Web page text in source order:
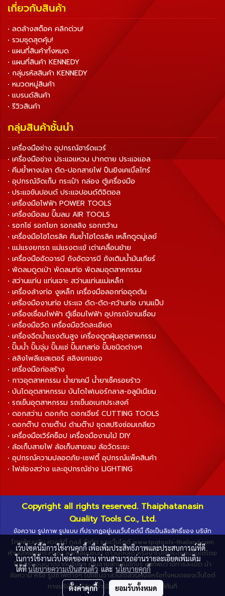
เกี่ยวกับสินค้า
• ลดล้างสต็อค คลิกด่วน!
• รวมชุดสุดคุ้ม!
• แผนที่สินค้าทั้งหมด
• แผนที่สินค้า KENNEDY
• กลุ่มรหัสสินค้า KENNEDY
• หมวดหมู่สินค้า
• แบรนด์สินค้า
• รีวิวสินค้า
กลุ่มสินค้าชั้นนำ
• เครื่องมือช่าง อุปกรณ์ฮาร์ดแวร์
• เครื่องมือช่าง ประแจแหวน ปากตาย ประแจแอล
• คีมย้ำหางปลา ตัด-ปอกสายไฟ ปืนยิงเคเบิ้ลไทร์
• อุปกรณ์จัดเก็บ กระเป๋า กล่อง ตู้เครื่องมือ
• ประแจขันปอนด์ ประแจปอนด์ดิจิตอล
• เครื่องมือไฟฟ้า POWER TOOLS
• เครื่องมือลม ปั๊มลม AIR TOOLS
• รอกโซ่ รอกโยก รอกสลิง รอกกว้าน
• เครื่องมือไฮโดรลิค คีมย้ำไฮโดรลิค เหล็กดูดมู่เลย์
• แม่แรงยกรถ แม่แรงตะเข้ เต่าเคลื่อนย้าย
• เครื่องมืออัดจารบี ถังอัดจารบี ถังเติมน้ำมันเกียร์
• พัดลมดูดเป่า พัดลมท่อ พัดลมอุตสาหกรรม
• สว่านแท่น แท่นเจาะ สว่านแท่นแม่เหล็ก
• เครื่องล้างท่อ งูเหล็ก เครื่องมือลอกท่ออุดตัน
• เครื่องมืองานท่อ ประแจ ดัด-ตัด-คว้านท่อ บานแป๊ป
• เครื่องเชื่อมไฟฟ้า ตู้เชื่อมไฟฟ้า อุปกรณ์งานเชื่อม
• เครื่องมือวัด เครื่องมือวัดละเอียด
• เครื่องฉีดน้ำแรงดันสูง เครื่องดูดฝุ่นอุตสาหกรรม
• ปั๊มน้ำ ปั๊มจุ่ม ปั๊มแช่ ปั๊มเทสท่อ ปั๊มชนิดต่างๆ
• สลิงโพลีเยสเตอร์ สลิงยกของ
• เครื่องมือก่อสร้าง
• กาวอุตสาหกรรม น้ำยาเคมี น้ำยาเช็ครอยร้าว
• บันไดอุตสาหกรรม บันไดไฟเบอร์กลาส-อลูมิเนียม
• รถเข็นอุตสาหกรรม รถเข็นอเนกประสงค์
• ดอกสว่าน ดอกกัด ดอกเจียร์ CUTTING TOOLS
• ดอกต๊าป ดายต๊าป ด้ามต๊าป ชุดสปริงซ่อมเกลียว
• เครื่องมือเวิร์คช็อป เครื่องมืองานไม้ DIY
• ล้อเก็บสายไฟ ล้อเก็บสายลม ล้อวัดระยะ
• อุปกรณ์ความปลอดภัย-เซฟตี้ อุปกรณ์แพ็คสินค้า
• ไฟส่องสว่าง และอุปกรณ์ช่าง LIGHTING
Copyright all rights reserved. Thaiphatanasin
Quality Tools Co., Ltd.
ข้อความ รูปภาพ รูปแบบ ที่ปรากฏอยู่บนเว็บไซต์นี้ ถือเป็นลิขสิทธิ์ของ บริษัท
ไทยพัฒนสิน ควอลิตี้ ทูลส์ จำกัด และเว็บไซต์ www.tpqtools-thailand.com
ห้ามมิให้ผู้ใดกระทำซ้ำ ลอกเลียนแบบ ดาวน์โหลด หรือนำไปใช้ประโยชน์อื่นใดโดย
ไม่ได้รับอนุญาตจากบริษัทฯ เป็นลายลักษณ์อักษร หากพบว่ามีการละเมิด นำ
ข้อความ หรือ รูปภาพต่างๆ ไปใช้ไม่ว่าส่วนใดส่วนหนึ่งหรือทั้งหมดของเว็บไซต์
ทางบริษัทฯ มีสิทธิ์ดำเนินการตามกฎหมายได้ทันที
เว็บไซต์นี้มีการใช้งานคุกกี้ เพื่อเพิ่มประสิทธิภาพและประสบการณ์ที่ดี
ในการใช้งานเว็บไซต์ของท่าน ท่านสามารถอ่านรายละเอียดเพิ่มเติม
ได้ที่นโยบายความเป็นส่วนตัวและนโยบายคุกกี้
ตั้งค่าคุกกี้ ยอมรับทั้งหมด